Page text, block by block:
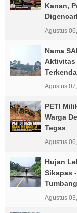
Kanan,
Agustus
Nama
Aktivitas
Agustus
PETI
Warga
Tegas
Agustus
Hujan
Sikapas
Tumbang
Agustus